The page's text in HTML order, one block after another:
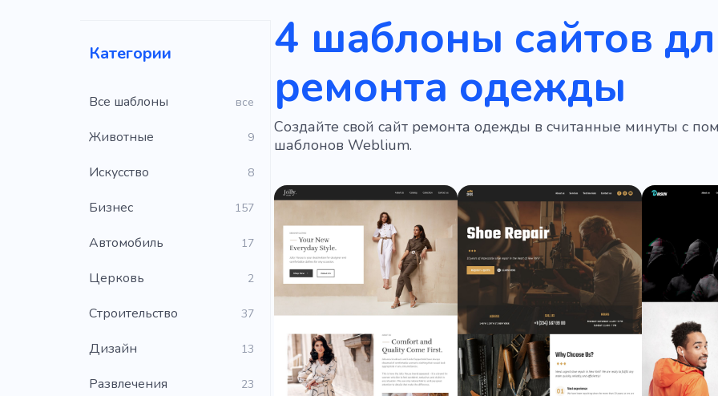
Категории
Все шаблоны все
Животные 9
Искусство 8
Бизнес 157
Автомобиль 17
Церковь 2
Строительство 37
Дизайн 13
Развлечения 23
4 шаблоны сайтов
ремонта одежды
Создайте свой сайт ремонта одежды в считанные минуты с
шаблонов Weblium.